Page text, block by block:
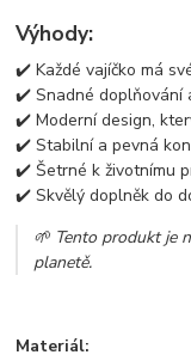
Výhody:
✔️ Každé vajíčko má
✔️ Snadné doplňování
✔️ Moderní design,
✔️ Stabilní a pevná
✔️ Šetrné k životnímu
✔️ Skvělý doplněk do
🌱 Tento produkt je
planetě.
Materiál: